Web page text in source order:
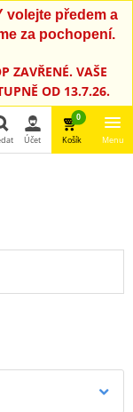
volejte předem a
za pochopení.
ZAVŘENÉ. VAŠE
OD 13.7.26.
Účet
0
Košík Menu